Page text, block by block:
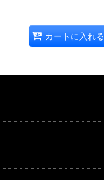
カートに入れる